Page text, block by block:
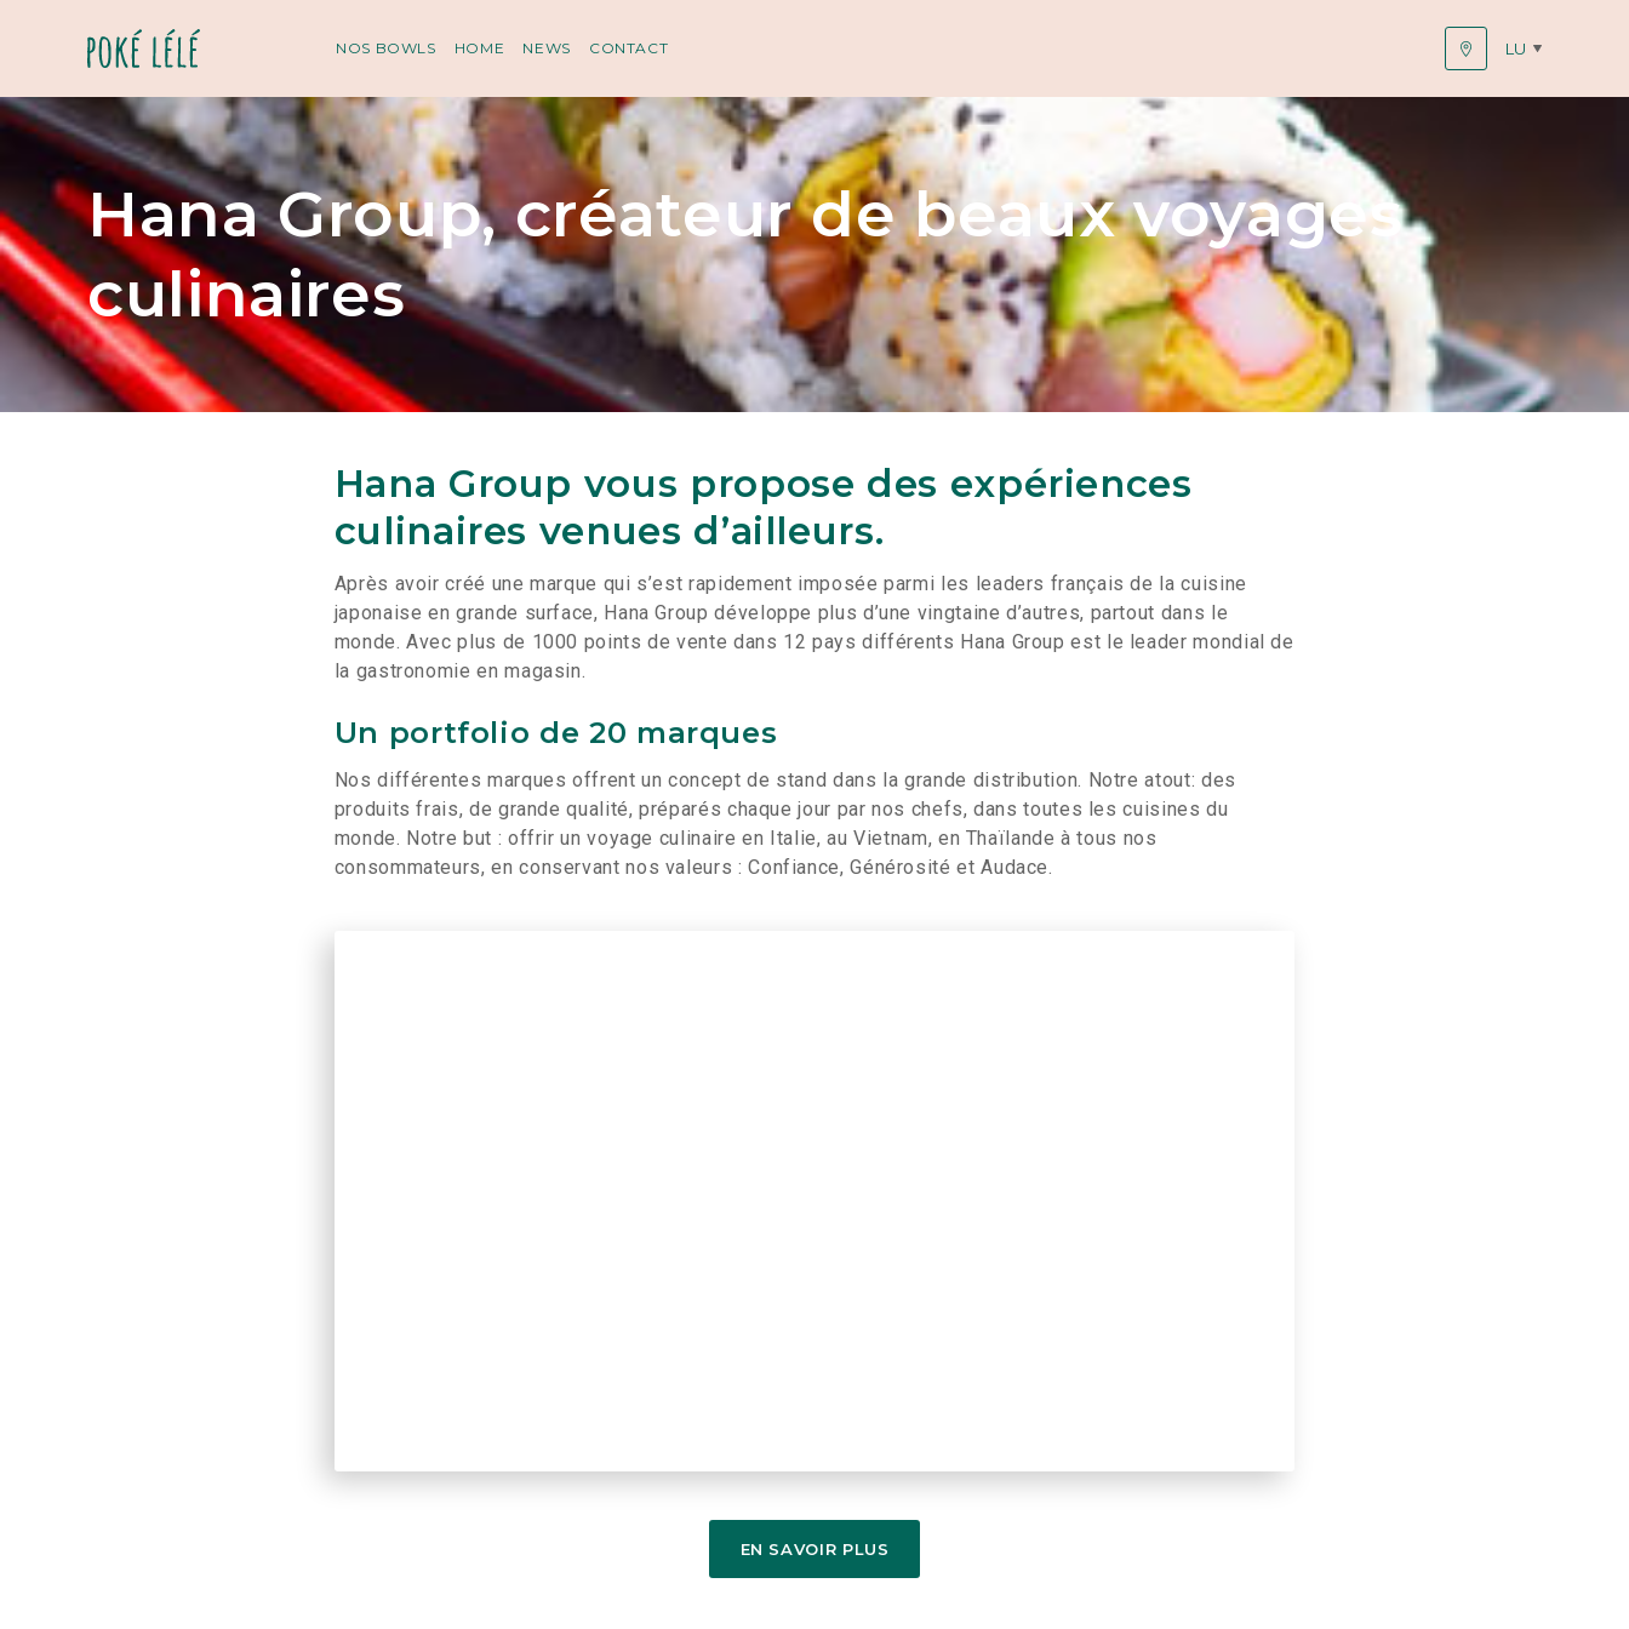
NOS BOWLS HOME NEWS CONTACT LU
Hana Group, créateur de beaux voyages
culinaires
Hana Group vous propose des expériences
culinaires venues d’ailleurs.
Après avoir créé une marque qui s’est rapidement imposée parmi les leaders français de la cuisine
japonaise en grande surface, Hana Group développe plus d’une vingtaine d’autres, partout dans le
monde. Avec plus de 1000 points de vente dans 12 pays différents Hana Group est le leader mondial de
la gastronomie en magasin.
Un portfolio de 20 marques
Nos différentes marques offrent un concept de stand dans la grande distribution. Notre atout: des
produits frais, de grande qualité, préparés chaque jour par nos chefs, dans toutes les cuisines du
monde. Notre but : offrir un voyage culinaire en Italie, au Vietnam, en Thaïlande à tous nos
consommateurs, en conservant nos valeurs : Confiance, Générosité et Audace.
EN SAVOIR PLUS